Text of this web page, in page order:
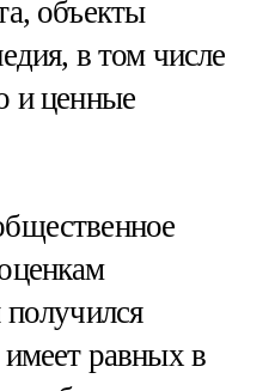
объекты
в том числе
и ценные
получился
равных в